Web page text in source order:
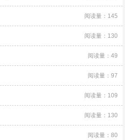
阅读量：145
阅读量：130
阅读量：49
阅读量：97
阅读量：109
阅读量：130
阅读量：80